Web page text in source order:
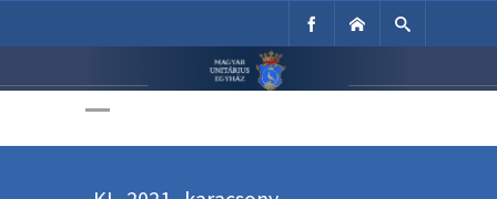
Unitárius Egyház